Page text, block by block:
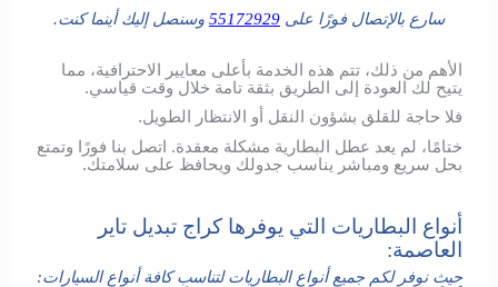
سارع بالإتصال فورًا على 55172929 وسنصل إليك أينما كنت.
الأهم من ذلك، تتم هذه الخدمة بأعلى معايير الاحترافية، مما
يتيح لك العودة إلى الطريق بثقة تامة خلال وقت قياسي.
فلا حاجة للقلق بشؤون النقل أو الانتظار الطويل.
ختامًا، لم يعد عطل البطارية مشكلة معقدة. اتصل بنا فورًا وتمتع
بحل سريع ومباشر يناسب جدولك ويحافظ على سلامتك.
أنواع البطاريات التي يوفرها كراج تبديل تاير
العاصمة:
حيث نوفر لكم جميع أنواع البطاريات لتناسب كافة أنواع السيارات: